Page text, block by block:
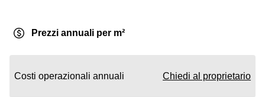
Prezzi annuali per m²
Costi operazionali annuali Chiedi al proprietario